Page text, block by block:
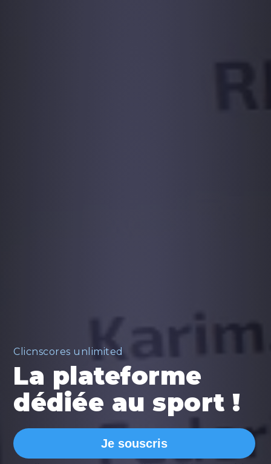
Clicnscores unlimited
La plateforme
dédiée au sport !
Je souscris